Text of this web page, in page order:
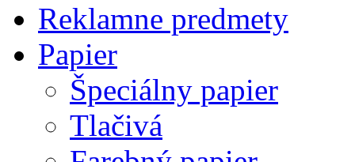
Reklamne predmety
Papier
Špeciálny papier
Tlačivá